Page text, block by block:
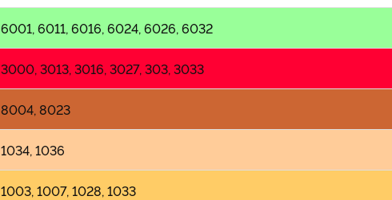
6001, 6011, 6016, 6024, 6026, 6032
3000, 3013, 3016, 3027, 303, 3033
8004, 8023
1034, 1036
1003, 1007, 1028, 1033